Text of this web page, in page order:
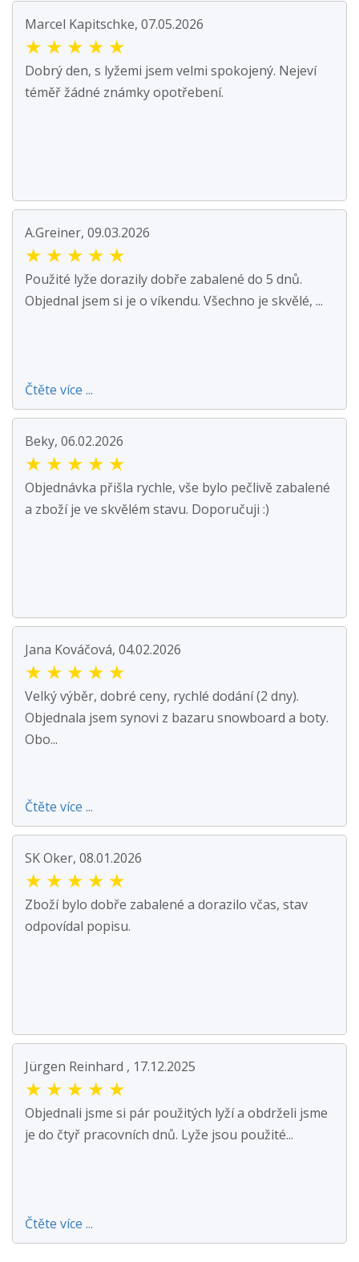
Marcel Kapitschke, 07.05.2026
★ ★ ★ ★ ★
Dobrý den, s lyžemi jsem velmi spokojený. Nejeví
téměř žádné známky opotřebení.
A.Greiner, 09.03.2026
★ ★ ★ ★ ★
Použité lyže dorazily dobře zabalené do 5 dnů.
Objednal jsem si je o víkendu. Všechno je skvělé, ...
Čtěte více ...
Beky, 06.02.2026
★ ★ ★ ★ ★
Objednávka přišla rychle, vše bylo pečlivě zabalené
a zboží je ve skvělém stavu. Doporučuji :)
Jana Kováčová, 04.02.2026
★ ★ ★ ★ ★
Velký výběr, dobré ceny, rychlé dodání (2 dny).
Objednala jsem synovi z bazaru snowboard a boty.
Obo...
Čtěte více ...
SK Oker, 08.01.2026
★ ★ ★ ★ ★
Zboží bylo dobře zabalené a dorazilo včas, stav
odpovídal popisu.
Jürgen Reinhard , 17.12.2025
★ ★ ★ ★ ★
Objednali jsme si pár použitých lyží a obdrželi jsme
je do čtyř pracovních dnů. Lyže jsou použité...
Čtěte více ...